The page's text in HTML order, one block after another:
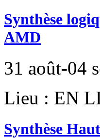
Synthèse
AMD
31 août-04
Lieu : EN
Synthèse